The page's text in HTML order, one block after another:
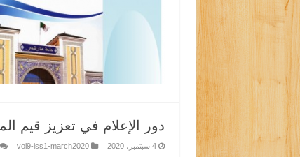
دور الإعلام في تعزيز قيم
4 سبتمبر، 2020 vol9-iss1-march2020